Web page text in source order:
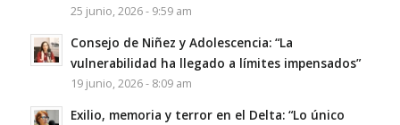
25 junio, 2026 - 9:59 am
Consejo de Niñez y Adolescencia: “La
vulnerabilidad ha llegado a límites impensados”
19 junio, 2026 - 8:09 am
Exilio, memoria y terror en el Delta: “Lo único